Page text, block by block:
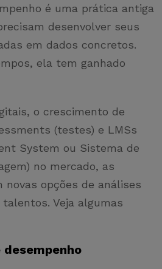
é uma prática antiga
desenvolver seus
em dados concretos.
ela tem ganhado
o crescimento de
(testes) e LMSs
System ou Sistema de
no mercado, as
novas opções de análises
Veja algumas